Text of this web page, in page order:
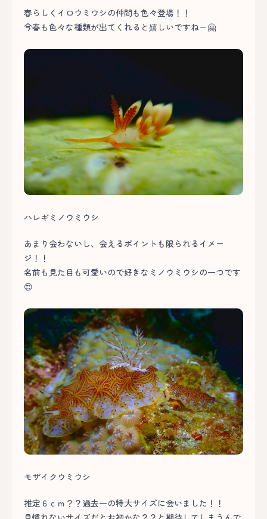
春らしくイロウミウシの仲間も色々登場！！
今春も色々な種類が出てくれると嬉しいですねー🤗
ハレギミノウミウシ
あまり会わないし、会えるポイントも限られるイメー
ジ！！
名前も見た目も可愛いので好きなミノウミウシの一つです
😍
モザイクウミウシ
推定６ｃｍ？？過去一の特大サイズに会いました！！